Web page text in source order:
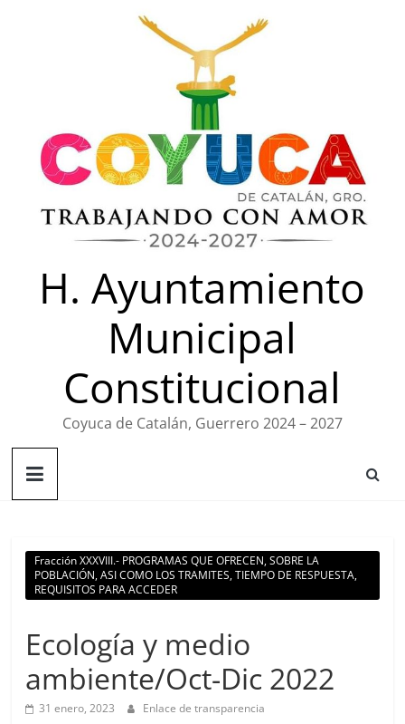
H. Ayuntamiento
Municipal
Constitucional
Coyuca de Catalán, Guerrero 2024 – 2027
Fracción XXXVIII.- PROGRAMAS QUE OFRECEN, SOBRE LA
POBLACIÓN, ASI COMO LOS TRAMITES, TIEMPO DE RESPUESTA,
REQUISITOS PARA ACCEDER
Ecología y medio
ambiente/Oct-Dic 2022
31 enero, 2023 Enlace de transparencia